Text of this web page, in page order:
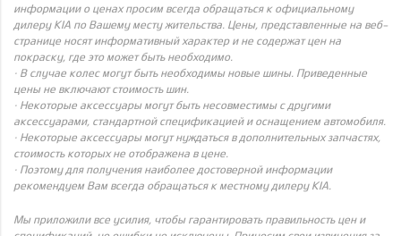
информации о ценах просим всегда обращаться к официальному
дилеру KIA по Вашему месту жительства. Цены, представленные на веб-
странице носят информативный характер и не содержат цен на
покраску, где это может быть необходимо.
· В случае колес могут быть необходимы новые шины. Приведенные
цены не включают стоимость шин.
· Некоторые аксессуары могут быть несовместимы с другими
аксессуарами, стандартной спецификацией и оснащением автомобиля.
· Некоторые аксессуары могут нуждаться в дополнительных запчастях,
стоимость которых не отображена в цене.
· Поэтому для получения наиболее достоверной информации
рекомендуем Вам всегда обращаться к местному дилеру KIA.
Мы приложили все усилия, чтобы гарантировать правильность цен и